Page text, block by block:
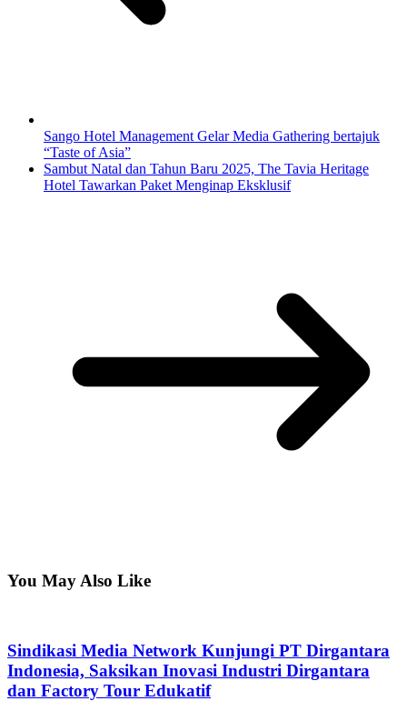
Sango Hotel Management Gelar Media Gathering bertajuk
“Taste of Asia”
Sambut Natal dan Tahun Baru 2025, The Tavia Heritage
Hotel Tawarkan Paket Menginap Eksklusif
You May Also Like
Sindikasi Media Network Kunjungi PT Dirgantara
Indonesia, Saksikan Inovasi Industri Dirgantara
dan Factory Tour Edukatif